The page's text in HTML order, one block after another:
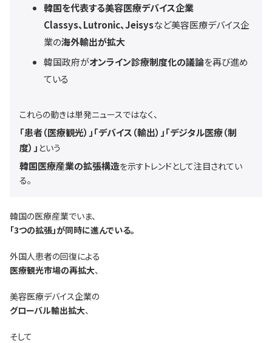
韓国を代表する美容医療デバイス企業
Classys、Lutronic、Jeisysなど美容医療デバイス企
業の海外輸出が拡大
韓国政府がオンライン診療制度化の議論を再び進め
ている
これらの動きは単発ニュースではなく、
「患者（医療観光）」「デバイス（輸出）」「デジタル医療（制
度）」 という
韓国医療産業の拡張構造を示すトレンドとして注目されてい
る。
韓国の医療産業でいま、
「3つの拡張」が同時に進んでいる。
外国人患者の回復による
医療観光市場の再拡大、
美容医療デバイス企業の
グローバル輸出拡大、
そして